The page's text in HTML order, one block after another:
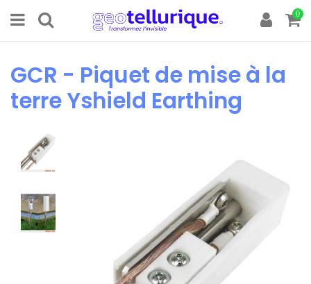
0
GCR - Piquet de mise à la
terre Yshield Earthing